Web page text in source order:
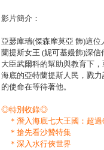
影片簡介：
亞瑟庫瑞(傑森摩莫亞 飾)這
蘭提斯女王 (妮可基嫚飾)深
大臣武爾科的幫助與教育下
海底的亞特蘭提斯人民，戮
的使命在等待著他。
◎特別收錄◎
＊潛入海底七大王國：超過
＊搶先看沙贊特集
＊深入水行俠世界